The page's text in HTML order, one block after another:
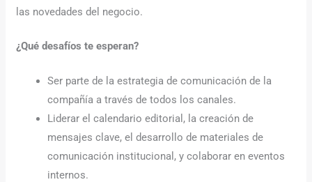
las novedades del negocio.
¿Qué desafíos te esperan?
Ser parte de la estrategia de comunicación de la
compañía a través de todos los canales.
Liderar el calendario editorial, la creación de
mensajes clave, el desarrollo de materiales de
comunicación institucional, y colaborar en eventos
internos.